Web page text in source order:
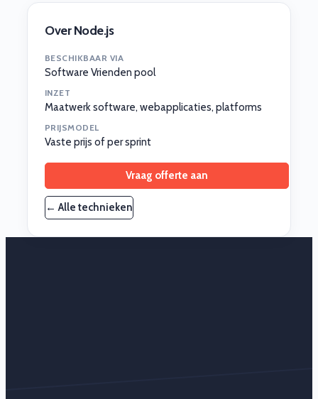
Over Node.js
BESCHIKBAAR VIA
Software Vrienden pool
INZET
Maatwerk software, webapplicaties, platforms
PRIJSMODEL
Vaste prijs of per sprint
Vraag offerte aan
← Alle technieken